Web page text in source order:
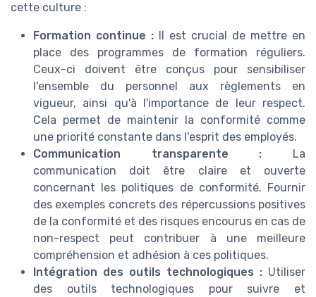
cette culture :
Formation continue : Il est crucial de mettre en
place des programmes de formation réguliers.
Ceux-ci doivent être conçus pour sensibiliser
l'ensemble du personnel aux règlements en
vigueur, ainsi qu'à l'importance de leur respect.
Cela permet de maintenir la conformité comme
une priorité constante dans l'esprit des employés.
Communication transparente : La
communication doit être claire et ouverte
concernant les politiques de conformité. Fournir
des exemples concrets des répercussions positives
de la conformité et des risques encourus en cas de
non-respect peut contribuer à une meilleure
compréhension et adhésion à ces politiques.
Intégration des outils technologiques : Utiliser
des outils technologiques pour suivre et